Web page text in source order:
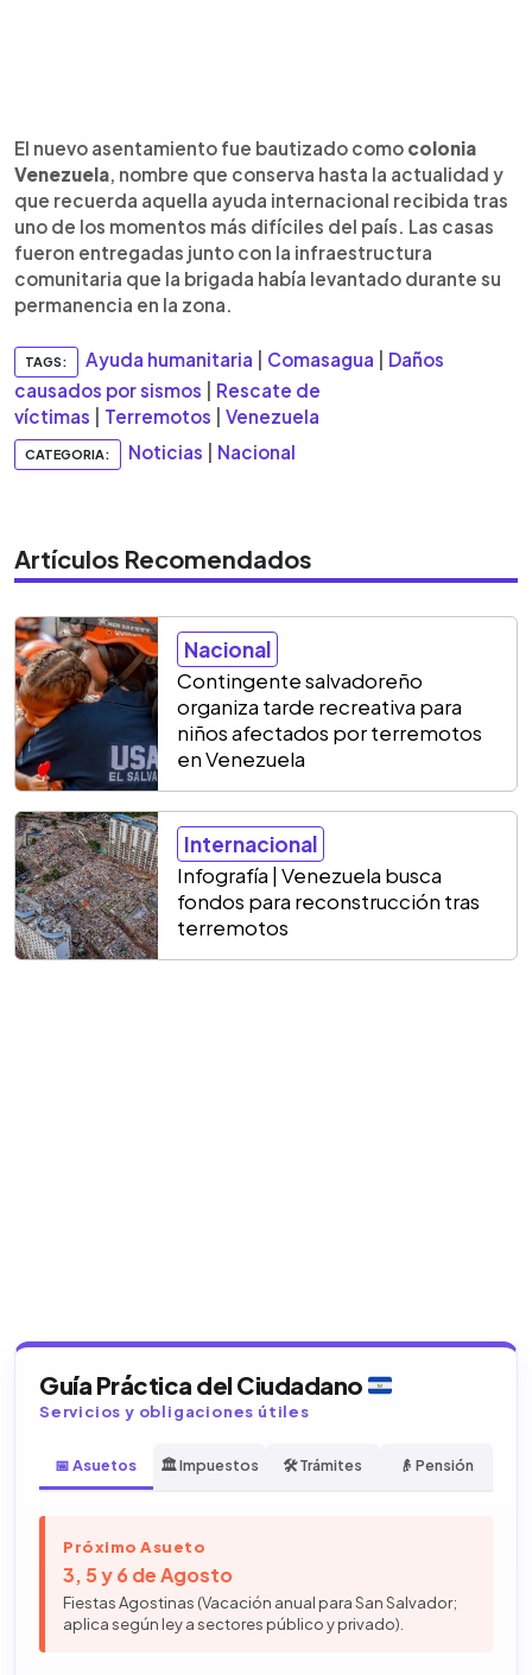
El nuevo asentamiento fue bautizado como colonia
Venezuela, nombre que conserva hasta la actualidad y
que recuerda aquella ayuda internacional recibida tras
uno de los momentos más difíciles del país. Las casas
fueron entregadas junto con la infraestructura
comunitaria que la brigada había levantado durante su
permanencia en la zona.
TAGS: Ayuda humanitaria Comasagua
Daños
causados por sismos
Rescate de
víctimas
Terremotos Venezuela
CATEGORIA: Noticias Nacional
Artículos Recomendados
Nacional
Contingente salvadoreño
organiza tarde recreativa para
niños afectados por terremotos
en Venezuela
Internacional
Infografía | Venezuela busca
fondos para reconstrucción tras
terremotos
Guía Práctica del Ciudadano
Servicios y obligaciones útiles
📅 Asuetos 🏛️ Impuestos 🛠️ Trámites 👴 Pensión
Próximo Asueto
3, 5 y 6 de Agosto
Fiestas Agostinas (Vacación anual para San Salvador;
aplica según ley a sectores público y privado).